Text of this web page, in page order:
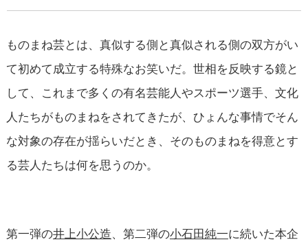
ものまね芸とは、真似する側と真似される側の双方がい
て初めて成立する特殊なお笑いだ。世相を反映する鏡と
して、これまで多くの有名芸能人やスポーツ選手、文化
人たちがものまねをされてきたが、ひょんな事情でそん
な対象の存在が揺らいだとき、そのものまねを得意とす
る芸人たちは何を思うのか。
第一弾の井上小公造、第二弾の小石田純一に続いた本企